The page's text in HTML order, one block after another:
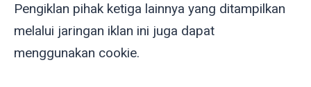
Pengiklan pihak ketiga lainnya yang ditampilkan
melalui jaringan iklan ini juga dapat
menggunakan cookie.